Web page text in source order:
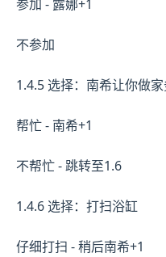
参加 - 露娜+1
不参加
1.4.5 选择：南希让你做
帮忙 - 南希+1
不帮忙 - 跳转至1.6
1.4.6 选择：打扫浴缸
仔细打扫 - 稍后南希+1